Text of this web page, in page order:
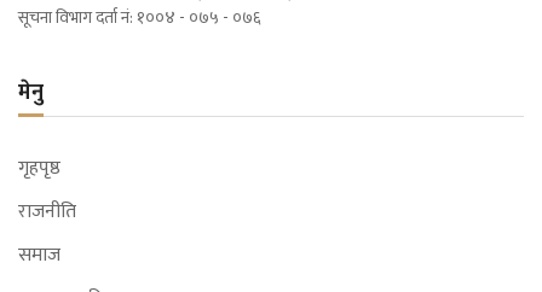
सूचना विभाग दर्ता नं: १००४ - ०७५ - ०७६
मेनु
गृहपृष्ठ
राजनीति
समाज